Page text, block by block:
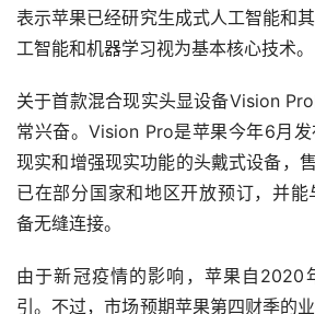
表示苹果已经研究生成式人工智能和
工智能和机器学习视为基本核心技术。
关于首款混合现实头显设备Vision
常兴奋。Vision Pro是苹果今年6月
现实和增强现实功能的头戴式设备，
已在部分国家和地区开放预订，并
备无缝连接。
由于新冠疫情的影响，苹果自2020
引。不过，市场预期苹果第四财季的